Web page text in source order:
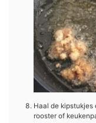
Haal de kipstukjes
rooster of